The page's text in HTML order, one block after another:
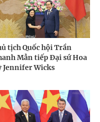
tịch Quốc hội Trần
Mẫn tiếp Đại sứ Hoa
Jennifer Wicks